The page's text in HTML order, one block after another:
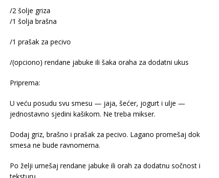
/2 šolje griza
/1 šolja brašna
/1 prašak za pecivo
/(opciono) rendane jabuke ili šaka oraha za dodatni ukus
Priprema:
U veću posudu svu smesu — jaja, šećer, jogurt i ulje —
jednostavno sjedini kašikom. Ne treba mikser.
Dodaj griz, brašno i prašak za pecivo. Lagano promešaj dok
smesa ne bude ravnomerna.
Po želji umešaj rendane jabuke ili orah za dodatnu sočnost i